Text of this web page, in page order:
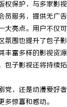
权保护，与多家影
员服务，提供无广
大亮点。用户不仅
氛围也提升了包子
丰富多样的影视资
包子影视还将持续
党，还是动漫爱好
多惊喜和感动。
准化研发体系